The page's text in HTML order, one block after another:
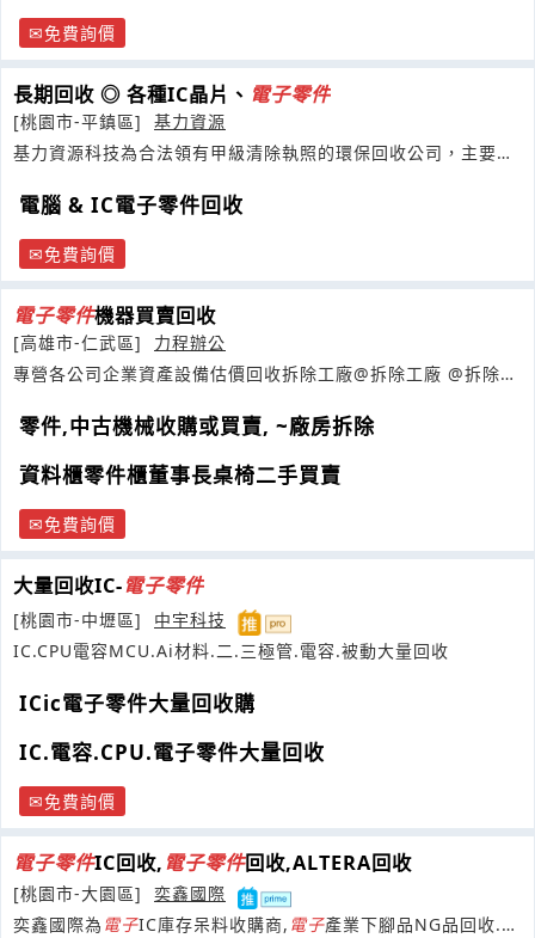
免費詢價
長期回收 ◎ 各種IC晶片、 電子零件
[桃園市-平鎮區]
基力資源
基力資源科技為合法領有甲級清除執照的環保回收公司，主要從
電腦 & IC電子零件回收
免費詢價
電子零件機器買賣回收
[高雄市-仁武區]
力程辦公
專營各公司企業資產設備估價回收拆除工廠@拆除工廠 @拆除廠
零件,中古機械收購或買賣, ~廠房拆除
資料櫃零件櫃董事長桌椅二手買賣
免費詢價
大量回收IC-電子零件
[桃園市-中壢區]
中宇科技
IC.CPU電容MCU.Ai材料.二.三極管.電容.被動大量回收
ICic電子零件大量回收購
IC.電容.CPU.電子零件大量回收
免費詢價
電子零件IC回收,電子零件回收,ALTERA回收
[桃園市-大園區]
奕鑫國際
奕鑫國際為 電子IC庫存呆料收購商, 電子產業下腳品NG品回收.讓